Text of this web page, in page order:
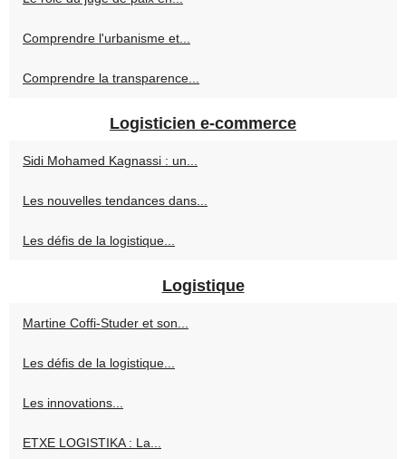
Comprendre l'urbanisme et...
Comprendre la transparence...
Logisticien e-commerce
Sidi Mohamed Kagnassi : un...
Les nouvelles tendances dans...
Les défis de la logistique...
Logistique
Martine Coffi-Studer et son...
Les défis de la logistique...
Les innovations...
ETXE LOGISTIKA : La...